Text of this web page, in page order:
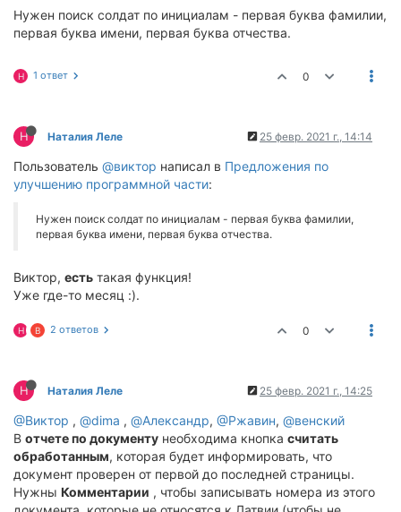
Нужен поиск солдат по инициалам - первая буква фамилии,
первая буква имени, первая буква отчества.
Н 1 ответ 0
Н Наталия Леле 25 февр. 2021 г., 14:14
Пользователь @виктор написал в Предложения по
улучшению программной части:
Нужен поиск солдат по инициалам - первая буква фамилии,
первая буква имени, первая буква отчества.
Виктор, есть такая функция!
Уже где-то месяц :).
Н В 2 ответов 0
Н Наталия Леле 25 февр. 2021 г., 14:25
@Виктор , @dima , @Александр, @Ржавин, @венский
В отчете по документу необходима кнопка считать
обработанным, которая будет информировать, что
документ проверен от первой до последней страницы.
Нужны Комментарии , чтобы записывать номера из этого